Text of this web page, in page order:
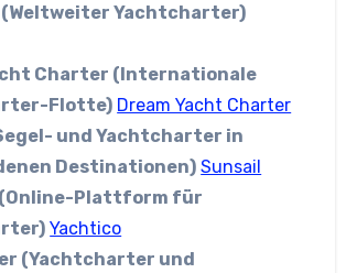
(Weltweiter Yachtcharter)
Charter (Internationale
Flotte) Dream Yacht Charter
und Yachtcharter in
Destinationen) Sunsail
Plattform für
Yachtico
(Yachtcharter und